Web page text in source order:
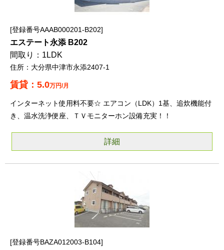
登録番号AAAB000201-B202
エステート永添 B202
1LDK
大分県中津市永添2407-1
5.0万円/月
インターネット使用料不要☆ エアコン（LDK）1基、追炊機能付
き、温水洗浄便座、ＴＶモニターホン設備充実！！
詳細
登録番号BAZA012003-B104